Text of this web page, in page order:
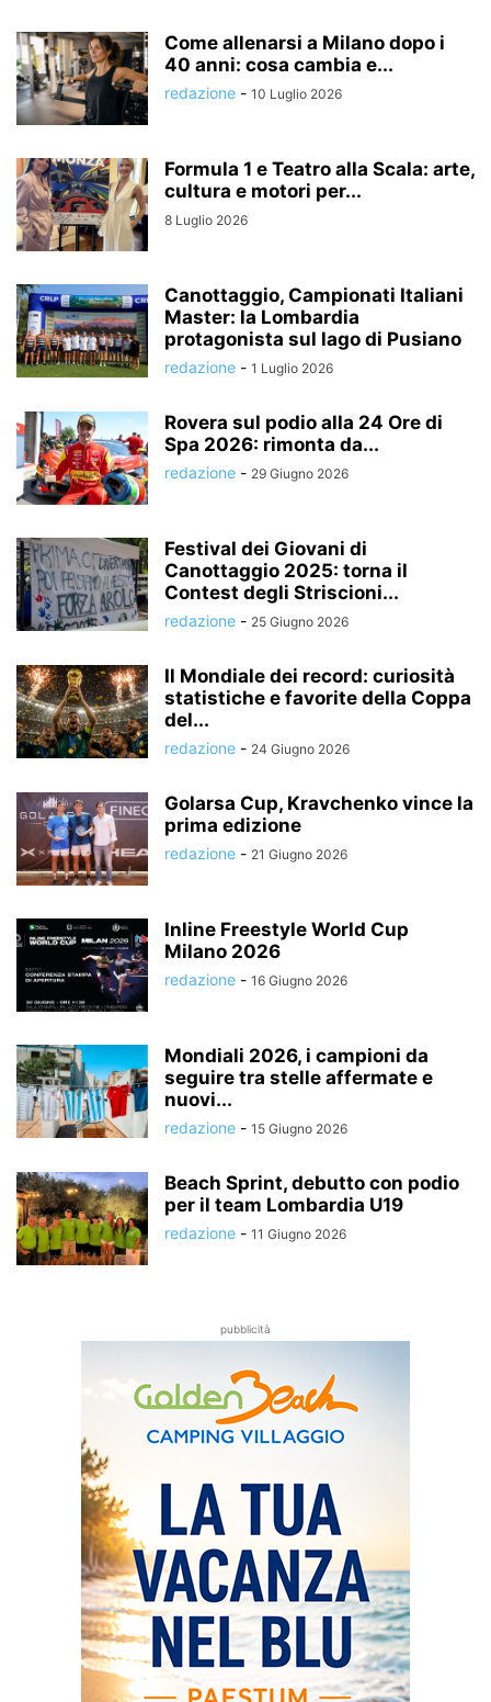
Come allenarsi a Milano dopo i
40 anni: cosa cambia e...
redazione - 10 Luglio 2026
Formula 1 e Teatro alla Scala: arte,
cultura e motori per...
8 Luglio 2026
Canottaggio, Campionati Italiani
Master: la Lombardia
protagonista sul lago di Pusiano
redazione - 1 Luglio 2026
Rovera sul podio alla 24 Ore di
Spa 2026: rimonta da...
redazione - 29 Giugno 2026
Festival dei Giovani di
Canottaggio 2025: torna il
Contest degli Striscioni...
redazione - 25 Giugno 2026
Il Mondiale dei record: curiosità
statistiche e favorite della Coppa
del...
redazione - 24 Giugno 2026
Golarsa Cup, Kravchenko vince la
prima edizione
redazione - 21 Giugno 2026
Inline Freestyle World Cup
Milano 2026
redazione - 16 Giugno 2026
Mondiali 2026, i campioni da
seguire tra stelle affermate e
nuovi...
redazione - 15 Giugno 2026
Beach Sprint, debutto con podio
per il team Lombardia U19
redazione - 11 Giugno 2026
pubblicità